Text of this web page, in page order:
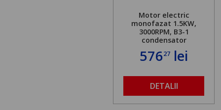
Motor electric
monofazat 1.5KW,
3000RPM, B3-1
condensator
57627 lei
DETALII